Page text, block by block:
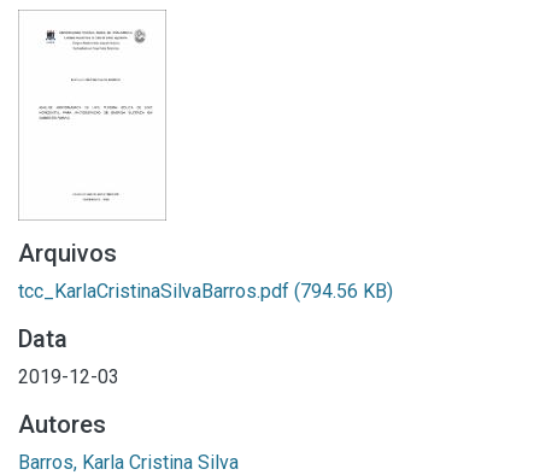
Arquivos
tcc_KarlaCristinaSilvaBarros.pdf (794.56 KB)
Data
2019-12-03
Autores
Barros, Karla Cristina Silva